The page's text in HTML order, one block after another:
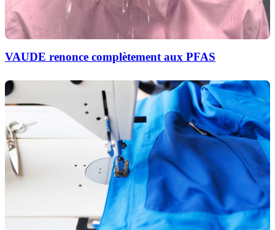
VAUDE renonce complètement aux PFAS